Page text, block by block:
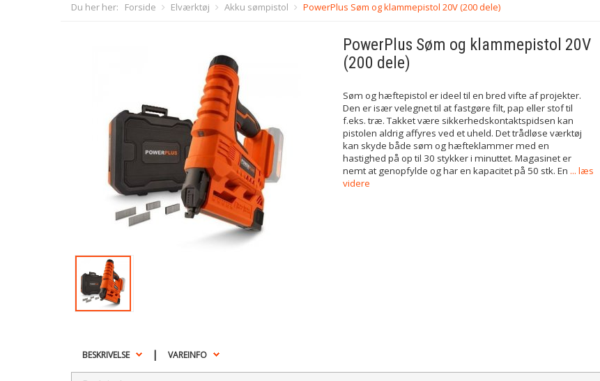
Du her her: Forside Elværktøj Akku sømpistol PowerPlus Søm og klammepistol 20V (200 dele)
PowerPlus Søm og klammepistol 20V
(200 dele)
Søm og hæftepistol er ideel til en bred vifte af projekter.
Den er især velegnet til at fastgøre filt, pap eller stof til
f.eks. træ. Takket være sikkerhedskontaktspidsen kan
pistolen aldrig affyres ved et uheld. Det trådløse værktøj
kan skyde både søm og hæfteklammer med en
hastighed på op til 30 stykker i minuttet. Magasinet er
nemt at genopfylde og har en kapacitet på 50 stk. En ... læs
videre
BESKRIVELSE | VAREINFO